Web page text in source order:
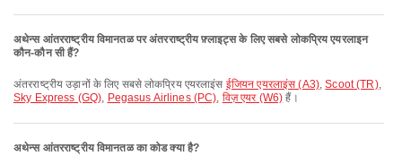
अथेन्स आंतरराष्ट्रीय विमानतळ पर अंतरराष्ट्रीय फ़्लाइट्स के लिए सबसे लोकप्रिय एयरलाइन
कौन-कौन सी हैं?
अंतरराष्ट्रीय उड़ानों के लिए सबसे लोकप्रिय एयरलाइंस ईजियन एयरलाइंस (A3),Scoot (TR),
Sky Express (GQ), Pegasus Airlines (PC), विज़ एयर (W6) हैं।
अथेन्स आंतरराष्ट्रीय विमानतळ का कोड क्या है?